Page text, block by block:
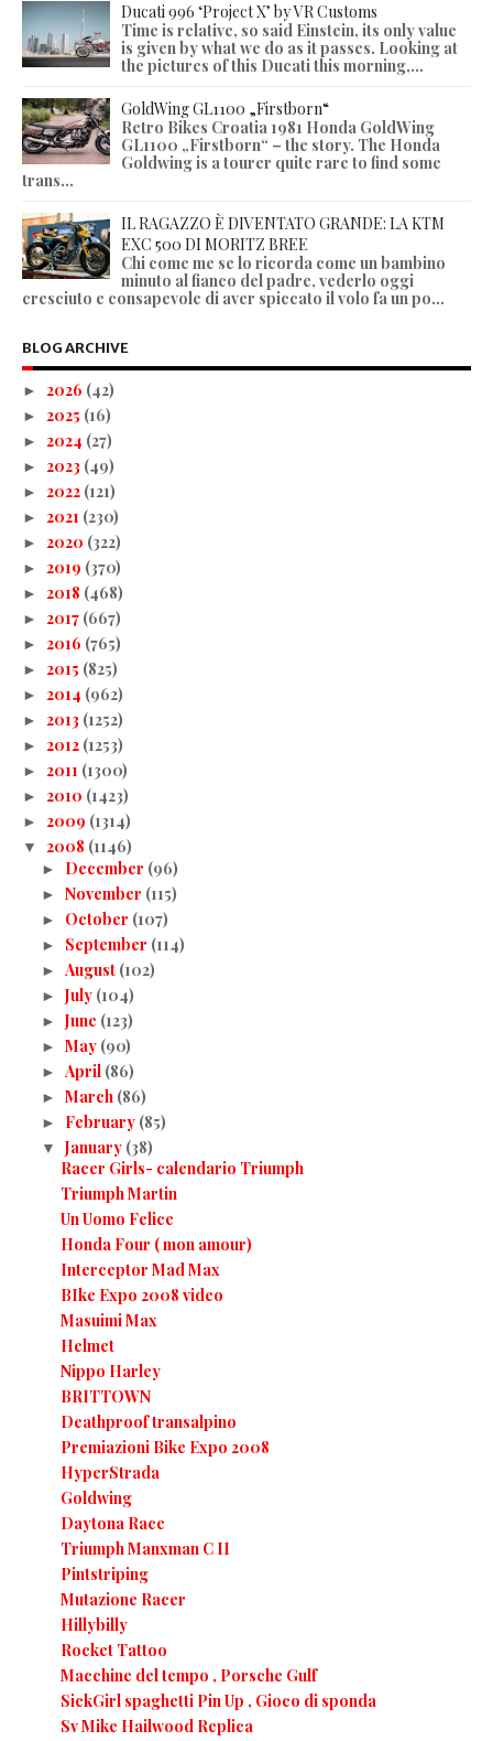
Ducati 996 ‘Project X’ by VR Customs
Time is relative, so said Einstein, its only value
is given by what we do as it passes. Looking at
the pictures of this Ducati this morning,...
GoldWing GL1100 „Firstborn“
Retro Bikes Croatia 1981 Honda GoldWing
GL1100 „Firstborn“ – the story. The Honda
Goldwing is a tourer quite rare to find some
trans...
IL RAGAZZO È DIVENTATO GRANDE: LA KTM
EXC 500 DI MORITZ BREE
Chi come me se lo ricorda come un bambino
minuto al fianco del padre, vederlo oggi
cresciuto e consapevole di aver spiccato il volo fa un po...
BLOG ARCHIVE
► 2026 (42)
► 2025 (16)
► 2024 (27)
► 2023 (49)
► 2022 (121)
► 2021 (230)
► 2020 (322)
► 2019 (370)
► 2018 (468)
► 2017 (667)
► 2016 (765)
► 2015 (825)
► 2014 (962)
► 2013 (1252)
► 2012 (1253)
► 2011 (1300)
► 2010 (1423)
► 2009 (1314)
▼ 2008 (1146)
► December (96)
► November (115)
► October (107)
► September (114)
► August (102)
► July (104)
► June (123)
► May (90)
► April (86)
► March (86)
► February (85)
▼ January (38)
Racer Girls- calendario Triumph
Triumph Martin
Un Uomo Felice
Honda Four ( mon amour)
Interceptor Mad Max
BIke Expo 2008 video
Masuimi Max
Helmet
Nippo Harley
BRITTOWN
Deathproof transalpino
Premiazioni Bike Expo 2008
HyperStrada
Goldwing
Daytona Race
Triumph Manxman C II
Pintstriping
Mutazione Racer
Hillybilly
Rocket Tattoo
Macchine del tempo , Porsche Gulf
SickGirl spaghetti Pin Up , Gioco di sponda
Sv Mike Hailwood Replica